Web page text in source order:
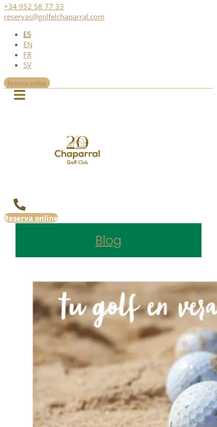
+34 952 58 77 33
reservas@golfelchaparral.com
ES
EN
FR
SV
Reserva online
Reserva online
Blog